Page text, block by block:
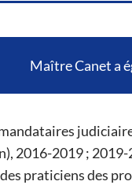
Maître Canet a
2016-2019 ;
praticiens des